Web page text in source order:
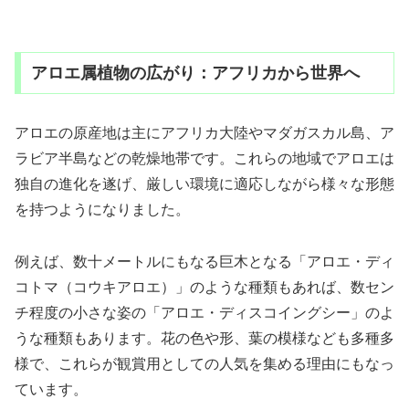
アロエ属植物の広がり：アフリカから世界へ
アロエの原産地は主にアフリカ大陸やマダガスカル島、ア
ラビア半島などの乾燥地帯です。これらの地域でアロエは
独自の進化を遂げ、厳しい環境に適応しながら様々な形態
を持つようになりました。
例えば、数十メートルにもなる巨木となる「アロエ・ディ
コトマ（コウキアロエ）」のような種類もあれば、数セン
チ程度の小さな姿の「アロエ・ディスコイングシー」のよ
うな種類もあります。花の色や形、葉の模様なども多種多
様で、これらが観賞用としての人気を集める理由にもなっ
ています。